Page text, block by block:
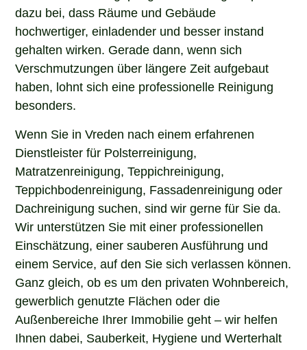
dazu bei, dass Räume und Gebäude
hochwertiger, einladender und besser instand
gehalten wirken. Gerade dann, wenn sich
Verschmutzungen über längere Zeit aufgebaut
haben, lohnt sich eine professionelle Reinigung
besonders.
Wenn Sie in Vreden nach einem erfahrenen
Dienstleister für Polsterreinigung,
Matratzenreinigung, Teppichreinigung,
Teppichbodenreinigung, Fassadenreinigung oder
Dachreinigung suchen, sind wir gerne für Sie da.
Wir unterstützen Sie mit einer professionellen
Einschätzung, einer sauberen Ausführung und
einem Service, auf den Sie sich verlassen können.
Ganz gleich, ob es um den privaten Wohnbereich,
gewerblich genutzte Flächen oder die
Außenbereiche Ihrer Immobilie geht – wir helfen
Ihnen dabei, Sauberkeit, Hygiene und Werterhalt